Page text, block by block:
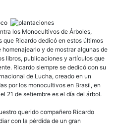
los Monocultivos de Árboles,
que Ricardo dedicó en estos últimos
y de mostrar algunas de
libros, publicaciones y artículos que
Ricardo siempre se dedicó con su
de Lucha, creado en un
por los monocultivos en Brasil, en
21 de setiembre es el día del árbol.
querido compañero Ricardo
con la pérdida de un gran